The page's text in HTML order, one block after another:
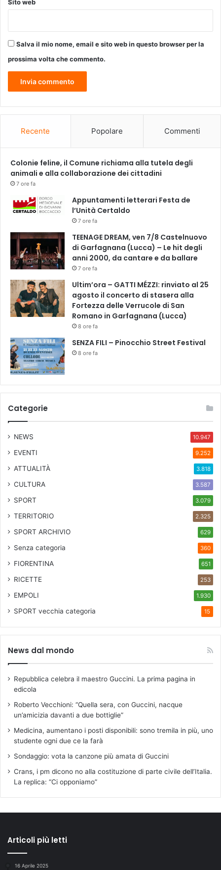
d
u
i
v
i
m
t
s
à
c
a
1
3
0
2
2
4
,
2
:
8
Sito web
Salva il mio nome, email e sito web in questo browser per la
prossima volta che commento.
Recente Popolare Commenti
Colonie feline, il Comune richiama alla tutela degli
animali e alla collaborazione dei cittadini
7 ore fa
Appuntamenti letterari Festa de
l’Unità Certaldo
7 ore fa
TEENAGE DREAM, ven 7/8 Castelnuovo
di Garfagnana (Lucca) – Le hit degli
anni 2000, da cantare e da ballare
7 ore fa
Ultim’ora – GATTI MÉZZI: rinviato al 25
agosto il concerto di stasera alla
Fortezza delle Verrucole di San
Romano in Garfagnana (Lucca)
8 ore fa
SENZA FILI – Pinocchio Street Festival
8 ore fa
Categorie
NEWS 10.947
EVENTI 9.252
ATTUALITÀ 3.818
CULTURA 3.587
SPORT 3.079
TERRITORIO 2.325
SPORT ARCHIVIO 629
Senza categoria 360
FIORENTINA 651
RICETTE 253
EMPOLI 1.930
SPORT vecchia categoria 15
News dal mondo
Repubblica celebra il maestro Guccini. La prima pagina in
edicola
Roberto Vecchioni: “Quella sera, con Guccini, nacque
un’amicizia davanti a due bottiglie”
Medicina, aumentano i posti disponibili: sono tremila in più, uno
studente ogni due ce la farà
Sondaggio: vota la canzone più amata di Guccini
Crans, i pm dicono no alla costituzione di parte civile dell’Italia.
La replica: “Ci opponiamo”
Articoli più letti
16 Aprile 2025